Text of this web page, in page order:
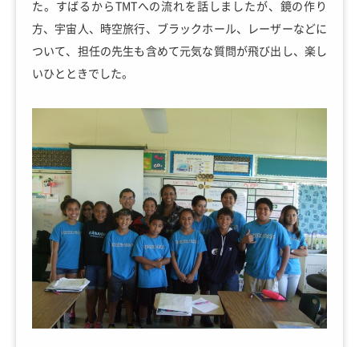
た。すばるからTMTへの流れを話しましたが、鏡の作り
方、宇宙人、時空旅行、ブラックホール、レーザーなどに
ついて、担任の先生も含めて元気な質問が飛び出し、楽し
いひとときでした。